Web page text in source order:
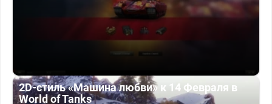
2D-стиль «Машина любви» к 14 Февраля в
World of Tanks